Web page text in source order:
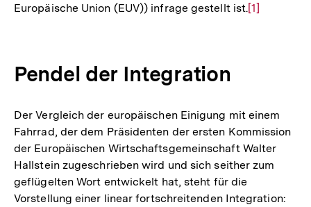
Europäische Union (EUV)) infrage gestellt ist.Zur
[1]
Pendel der Integration
Der Vergleich der europäischen Einigung mit einem
Fahrrad, der dem Präsidenten der ersten Kommission
der Europäischen Wirtschaftsgemeinschaft Walter
Hallstein zugeschrieben wird und sich seither zum
geflügelten Wort entwickelt hat, steht für die
Vorstellung einer linear fortschreitenden Integration: